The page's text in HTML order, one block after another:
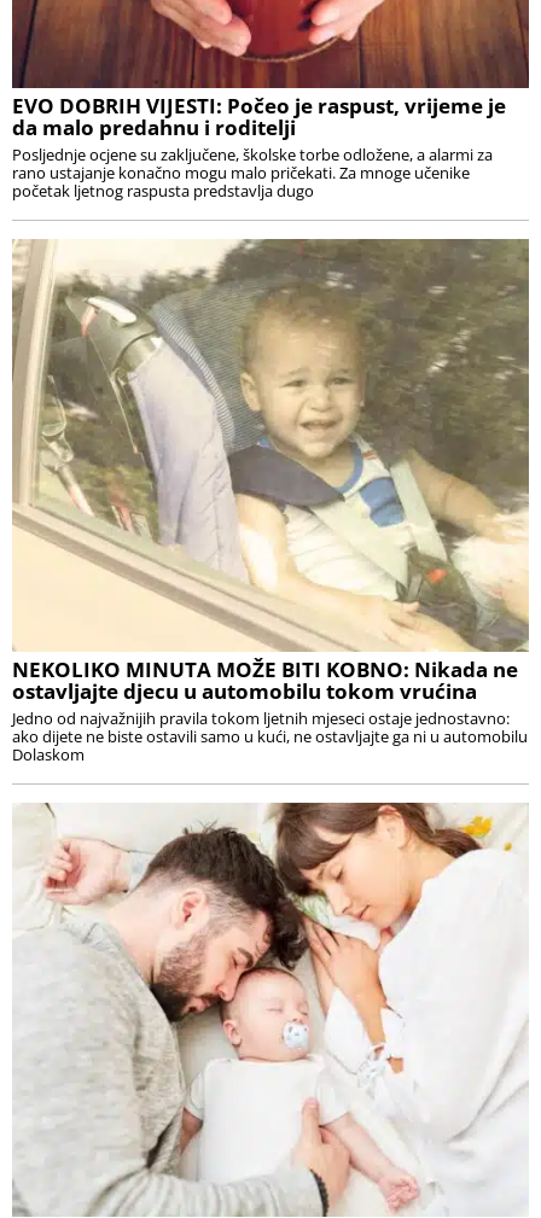
EVO DOBRIH VIJESTI: Počeo je raspust, vrijeme je
da malo predahnu i roditelji
Posljednje ocjene su zaključene, školske torbe odložene, a alarmi za
rano ustajanje konačno mogu malo pričekati. Za mnoge učenike
početak ljetnog raspusta predstavlja dugo
NEKOLIKO MINUTA MOŽE BITI KOBNO: Nikada ne
ostavljajte djecu u automobilu tokom vrućina
Jedno od najvažnijih pravila tokom ljetnih mjeseci ostaje jednostavno:
ako dijete ne biste ostavili samo u kući, ne ostavljajte ga ni u automobilu
Dolaskom